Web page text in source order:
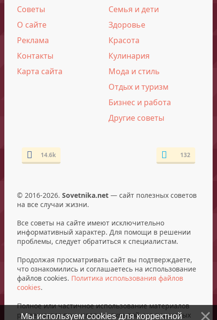
Советы
О сайте
Реклама
Контакты
Карта сайта
Семья и дети
Здоровье
Красота
Кулинария
Мода и стиль
Отдых и туризм
Бизнес и работа
Другие советы
14.6k 132
© 2016-2026. Sovetnika.net— сайт полезных советов
на все случаи жизни.
Все советы на сайте имеют исключительно
информативный характер. Для помощи в решении
проблемы, следует обратиться к специалистам.
Продолжая просматривать сайт вы подтверждаете,
что ознакомились и соглашаетесь на использование
файлов cookies. Политика использования файлов
cookies.
Полное или частичное использование материалов
разрешается при условии открытой для поисковых
Мы используем cookies для корректной